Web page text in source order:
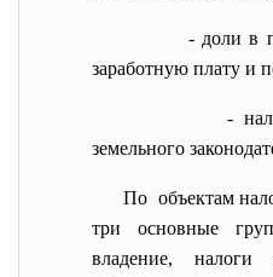
- доли в
заработную плату и
- налоговых
земельного
По объектам
три основные
владение,